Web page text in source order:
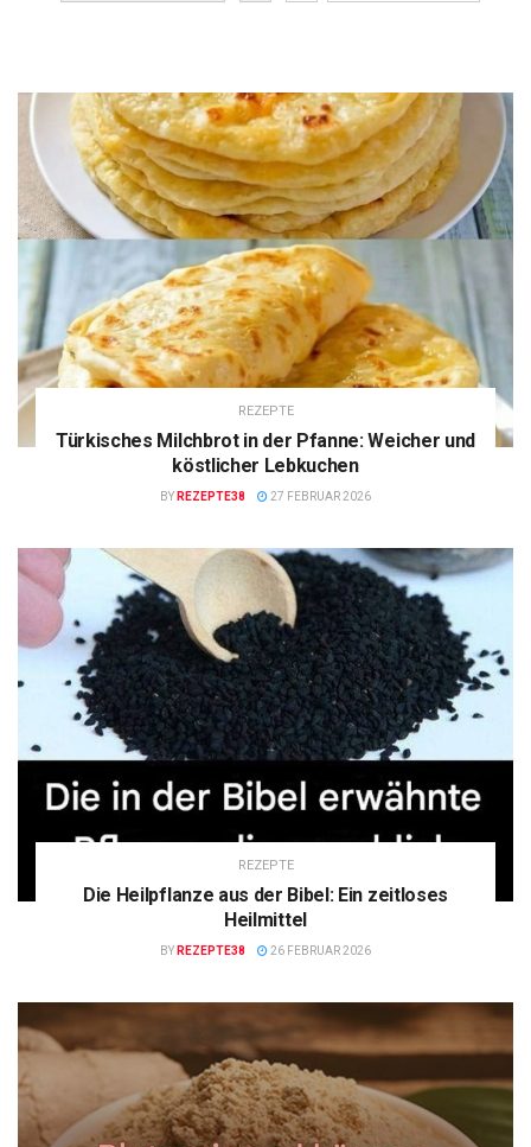
REZEPTE
Türkisches Milchbrot in der Pfanne: Weicher und
köstlicher Lebkuchen
BY REZEPTE38 27 FEBRUAR 2026
REZEPTE
Die Heilpflanze aus der Bibel: Ein zeitloses
Heilmittel
BY REZEPTE38 26 FEBRUAR 2026